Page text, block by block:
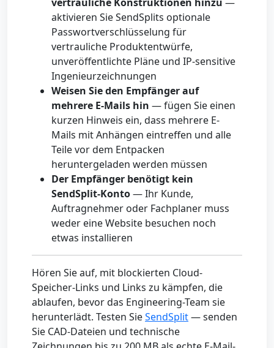
aktivieren Sie SendSplits optionale
Passwortverschlüsselung für
vertrauliche Produktentwürfe,
unveröffentlichte Pläne und IP-sensitive
Ingenieurzeichnungen
Weisen Sie den Empfänger auf
mehrere E-Mails hin — fügen Sie einen
kurzen Hinweis ein, dass mehrere E-
Mails mit Anhängen eintreffen und alle
Teile vor dem Entpacken
heruntergeladen werden müssen
Der Empfänger benötigt kein
SendSplit-Konto— Ihr Kunde,
Auftragnehmer oder Fachplaner muss
weder eine Website besuchen noch
etwas installieren
Hören Sie auf, mit blockierten Cloud-
Speicher-Links und Links zu kämpfen, die
ablaufen, bevor das Engineering-Team sie
herunterlädt. Testen SieSendSplit— senden
Sie CAD-Dateien und technische